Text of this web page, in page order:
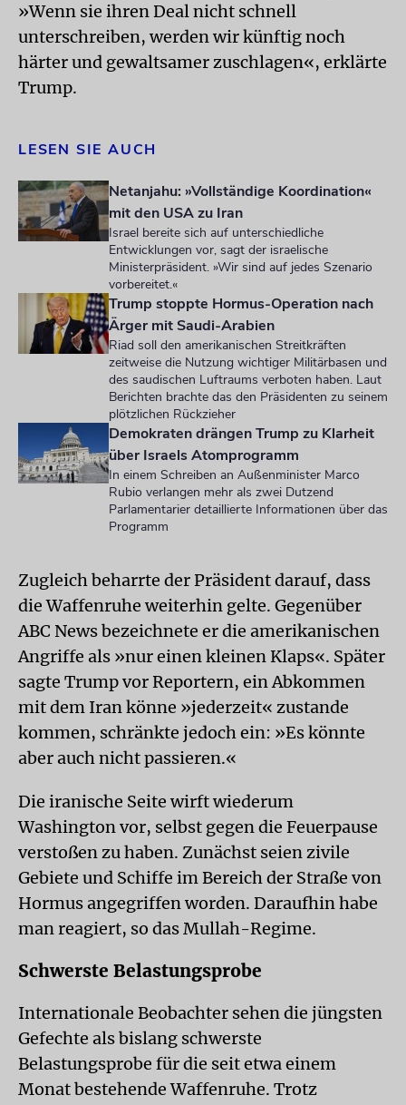
»Wenn sie ihren Deal nicht schnell
unterschreiben, werden wir künftig noch
härter und gewaltsamer zuschlagen«, erklärte
Trump.
LESEN SIE AUCH
Netanjahu: »Vollständige Koordination«
mit den USA zu Iran
Israel bereite sich auf unterschiedliche
Entwicklungen vor, sagt der israelische
Ministerpräsident. »Wir sind auf jedes Szenario
vorbereitet.«
Trump stoppte Hormus-Operation nach
Ärger mit Saudi-Arabien
Riad soll den amerikanischen Streitkräften
zeitweise die Nutzung wichtiger Militärbasen und
des saudischen Luftraums verboten haben. Laut
Berichten brachte das den Präsidenten zu seinem
plötzlichen Rückzieher
Demokraten drängen Trump zu Klarheit
über Israels Atomprogramm
In einem Schreiben an Außenminister Marco
Rubio verlangen mehr als zwei Dutzend
Parlamentarier detaillierte Informationen über das
Programm
Zugleich beharrte der Präsident darauf, dass
die Waffenruhe weiterhin gelte. Gegenüber
ABC News bezeichnete er die amerikanischen
Angriffe als »nur einen kleinen Klaps«. Später
sagte Trump vor Reportern, ein Abkommen
mit dem Iran könne »jederzeit« zustande
kommen, schränkte jedoch ein: »Es könnte
aber auch nicht passieren.«
Die iranische Seite wirft wiederum
Washington vor, selbst gegen die Feuerpause
verstoßen zu haben. Zunächst seien zivile
Gebiete und Schiffe im Bereich der Straße von
Hormus angegriffen worden. Daraufhin habe
man reagiert, so das Mullah-Regime.
Schwerste Belastungsprobe
Internationale Beobachter sehen die jüngsten
Gefechte als bislang schwerste
Belastungsprobe für die seit etwa einem
Monat bestehende Waffenruhe. Trotz